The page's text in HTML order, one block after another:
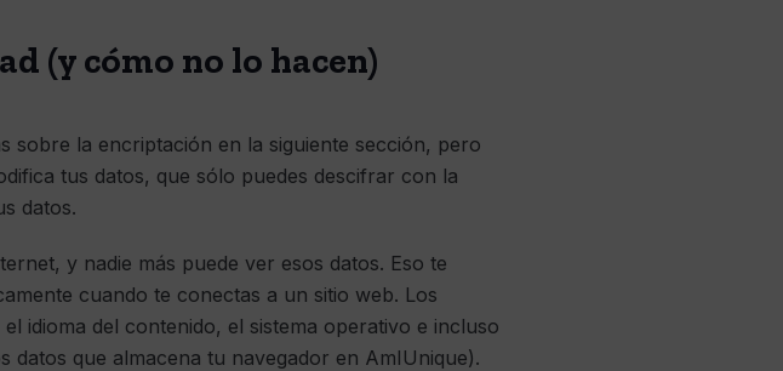
(y cómo no lo hacen)
sobre la encriptación en la siguiente sección, pero
tus datos, que sólo puedes descifrar con la
datos.
y nadie más puede ver esos datos. Eso te
cuando te conectas a un sitio web. Los
idioma del contenido, el sistema operativo e incluso
datos que almacena tu navegador en AmIUnique).